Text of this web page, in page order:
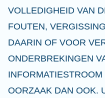
VOLLEDIGHEID VAN
FOUTEN,
DAARIN OF VOOR
ONDERBREKINGEN
OORZAAK DAN OOK.